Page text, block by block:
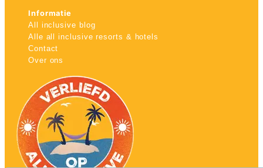
Informatie
All inclusive blog
Alle all inclusive resorts & hotels
Contact
Over ons